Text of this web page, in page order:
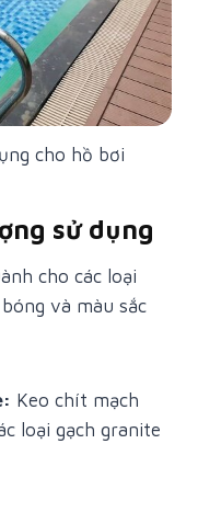
cho hồ bơi
sử dụng
cho các loại
và màu sắc
Keo chít mạch
loại gạch granite